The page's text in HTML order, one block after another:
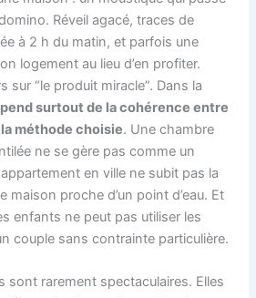
Réveil agacé, traces de
à 2 h du matin, et parfois une
logement au lieu d’en profiter.
sur “le produit miracle”. Dans la
surtout de la cohérence entre
méthode choisie. Une chambre
ne se gère pas comme un
en ville ne subit pas la
maison proche d’un point d’eau. Et
enfants ne peut pas utiliser les
couple sans contrainte particulière.
sont rarement spectaculaires. Elles